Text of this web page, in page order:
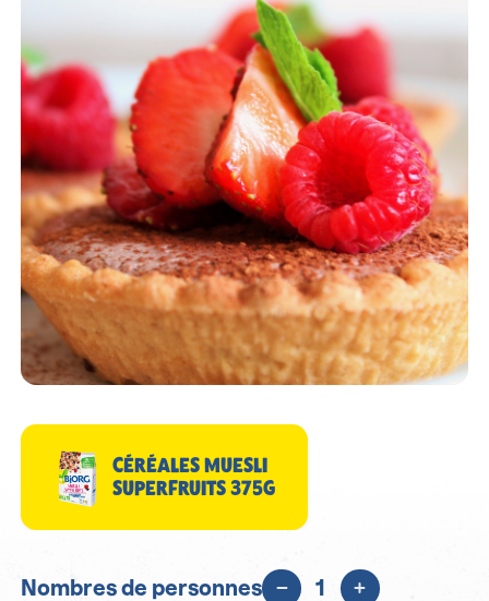
CÉRÉALES MUESLI
SUPERFRUITS 375G
Nombres de personnes 1